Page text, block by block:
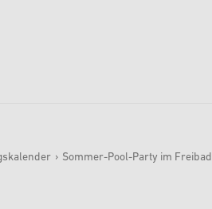
› Sommer-Pool-Party im Freibad